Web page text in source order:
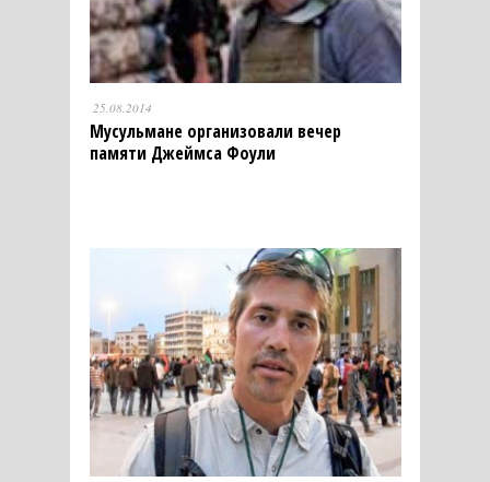
25.08.2014
Мусульмане организовали вечер
памяти Джеймса Фоули